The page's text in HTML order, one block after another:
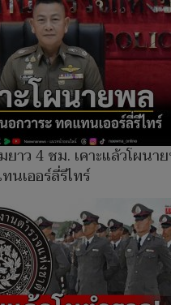
ยาว 4 ชม. เคาะแล้วโผนา
นเออร์ลี่รีไทร์